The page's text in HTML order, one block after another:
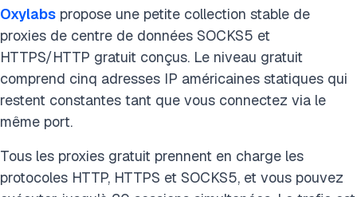
Oxylabs propose une petite collection stable de
proxies de centre de données SOCKS5 et
HTTPS/HTTP gratuit conçus. Le niveau gratuit
comprend cinq adresses IP américaines statiques qui
restent constantes tant que vous connectez via le
même port.
Tous les proxies gratuit prennent en charge les
protocoles HTTP, HTTPS et SOCKS5, et vous pouvez